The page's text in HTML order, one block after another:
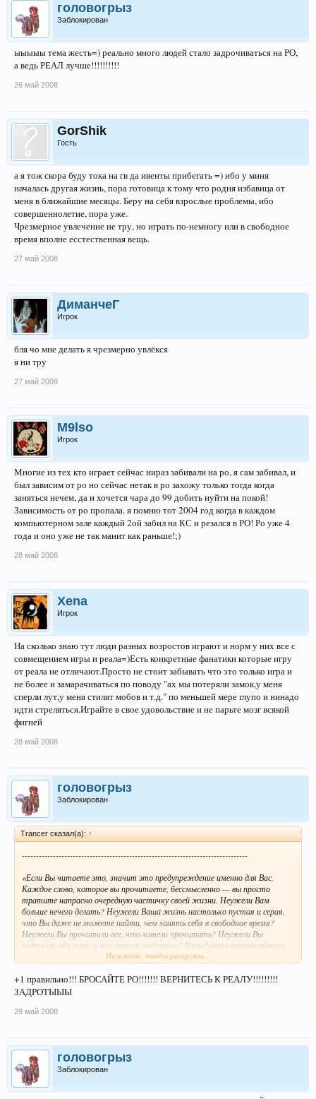
головогрыз
Заблокирован
ыыыыы тема жесть=) реально много людей стало задрочиваться на РО,
а ведь РЕАЛ лучше!!!!!!!!!!
26 май 2008
GorShik
Гость
а я тож скора буду тока на гв да ивенты прибегать =) ибо у миня
началась другая жизнь, пора готовица к тому что родня избавица от
меня в ближайшие месяцы. Беру на себя взрослые проблемы, ибо
совершеннолетие, пора уже.
Чрезмерное увлечение не тру, но играть по-немногу или в свободное
время вполне есстественная вещь.
27 май 2008
ДиманчеГ
Игрок
бля чо мне делать я чрезмерно увлёкся
я ни тру
27 май 2008
M9lso
Игрок
Многие из тех кто играет сейчас нираз забивали на ро, я сам забивал, и
был зависим от ро но сейчас нетак в ро захожу только тогда когда
заняться нечем, да и хочется чара до 99 добить иуйти на покой!
Зависимость от ро пропала. я помню тот 2004 год когда в каждом
компьютерном зале каждый 2ой забил на КС и резался в РО! Ро уже 4
года и оно уже не так манит как раньше!;)
28 май 2008
Xena
Игрок
На сколько знаю тут люди разных возростов играют и норм у них все с
совмещением игры и реала=)Есть конкретные фанатики которые игру
от реала не отличают.Просто не стоит забывать что это только игра и
не более и замарачиваться по поводу "ах мы потеряли замок,у меня
сперли лут,у меня стилят мобов и т.д." по меньшей мере глупо и нинадо
идти стреляться.Играйте в свое удовольствие и не парьте мозг всякой
фигней
28 май 2008
головогрыз
Заблокирован
Trancer сказал(а): ↑
--------------------------------------------------------------------------------
«Если Вы читаете это, значит это предупреждение именно для Вас.
Каждое слово, которое вы прочитаете, бессмысленно — вы просто
тратите напрасно очередную частичку своей жизни. Неужели Вам
больше нечего делать? Неужели Ваша жизнь настолько пустая и серая,
что Вы даже не можете найти, чем занять себя в свободное время?
Неужели Вы прочитали все, что хотели прочитать? Неужели Вы
подумали обо всем, о чем хотели подумать? Немедленно отправляйтесь
на улицу. Найдите себе особу противоположного пола. Прекратите
работы. Начните драку. Докажите, что Вы живы. Если Вы не начнете
действовать, то так и проживете свою никчемную жизнь. Я Вас
... от себя хочу добавить лишь то, что Вам следует очень серьёзно
... на данный сервер да и вообще на игру я уже забил, что и Вам советую
сделать.
Нажмите, чтобы раскрыть...
+1 правильно!!! БРОСАЙТЕ РО!!!!!!! ВЕРНИТЕСЬ К РЕАЛУ!!!!!!!!!
ЗАДРОТЫЫЫ
28 май 2008
головогрыз
Заблокирован